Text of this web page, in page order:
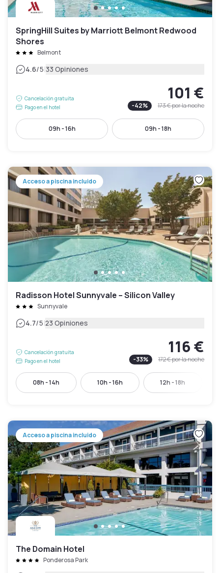
SpringHill Suites by Marriott Belmont Redwood
Shores
Belmont
4.6/5|33 Opiniones
Cancelación gratuita
Pago en el hotel
101 €
-42% 173 €por la noche
09h - 16h 09h - 18h
Acceso a piscina incluido
Radisson Hotel Sunnyvale – Silicon Valley
Sunnyvale
4.7/5|23 Opiniones
Cancelación gratuita
Pago en el hotel
116 €
-33% 172 €por la noche
08h - 14h 10h - 16h 12h - 18h
Acceso a piscina incluido
The Domain Hotel
Ponderosa Park